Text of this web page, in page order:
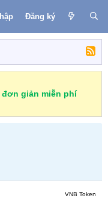
Đăng ký
giản miễn phí
VNB Token